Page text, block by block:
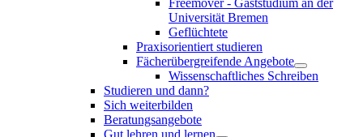
Universität Bremen
Geflüchtete
Praxisorientiert studieren
Fächerübergreifende Angebote
Wissenschaftliches Schreiben
Studieren und dann?
Sich weiterbilden
Beratungsangebote
Gut lehren und lernen